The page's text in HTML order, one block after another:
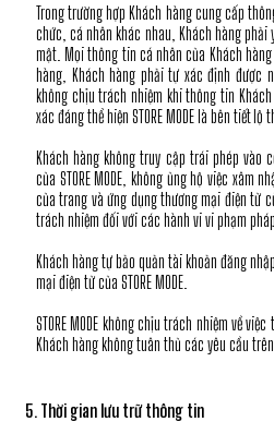
Trong trường hợp Khách hàng cung cấp
chức, cá nhân khác nhau, Khách hàng
mật. Mọi thông tin cá nhân của Khách
hàng, Khách hàng phải tự xác định được
không chịu trách nhiệm khi thông tin
xác đáng thể hiện STORE MODE là bên tiết lộ
Khách hàng không truy cập trái phép vào
của STORE MODE, không ủng hộ việc xâm
của trang và ứng dụng thương mại điện tử
trách nhiệm đối với các hành vi vi phạm
Khách hàng tự bảo quản tài khoản đăng
mại điện tử của STORE MODE.
STORE MODE không chịu trách nhiệm về
Khách hàng không tuân thủ các yêu cầu trên.
5. Thời gian lưu trữ thông tin